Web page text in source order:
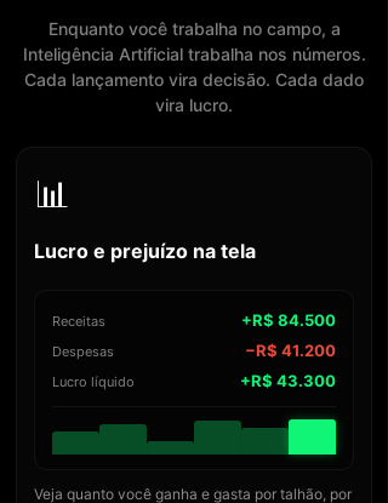
Enquanto você trabalha no campo, a
Inteligência Artificial trabalha nos números.
Cada lançamento vira decisão. Cada dado
vira lucro.
📊
Lucro e prejuízo na tela
Receitas +R$ 84.500
Despesas −R$ 41.200
Lucro líquido +R$ 43.300
Veja quanto você ganha e gasta por talhão, por